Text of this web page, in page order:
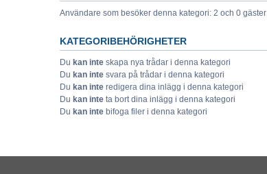
Användare som besöker denna kategori: 2 och 0 gäster
KATEGORIBEHÖRIGHETER
Du kan inte skapa nya trådar i denna kategori
Du kan inte svara på trådar i denna kategori
Du kan inte redigera dina inlägg i denna kategori
Du kan inte ta bort dina inlägg i denna kategori
Du kan inte bifoga filer i denna kategori